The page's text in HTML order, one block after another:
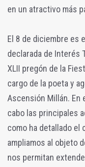
en un atractivo más
El 8 de diciembre es
declarada de Interés
XLII pregón de la
cargo de la poeta y
Ascensión Millán. En
cabo las principales
como ha detallado el
ampliamos al objeto
nos permitan